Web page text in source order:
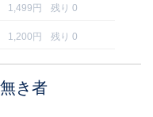
1,499円 残り 0
1,200円 残り 0
き者